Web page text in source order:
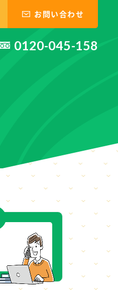
お問い合わせ
0120-045-158